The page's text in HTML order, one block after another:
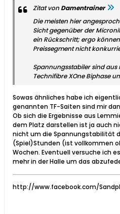
Zitat vonDamentrainer
Die meisten hier
Sicht gegenüber der
ein Rückschritt; ergo
Preissegment nicht
Spannungsstabiler sind aus
Technifibre XOne Biphase
Sowas ähnliches habe ich
genannten TF-Saiten sind mir
Ob sich die Ergebnisse aus
dem Platz darstellen ist ja auch
nicht um die Spannungstabilität
(Spiel)Stunden (ist vollkommen
Wochen. Eventuell versuche ich
mehr in der Halle um das
http://www.facebook.com/